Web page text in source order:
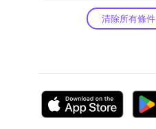
清除所有條件